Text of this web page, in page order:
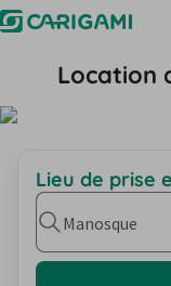
Location
Lieu de prise
Manosque